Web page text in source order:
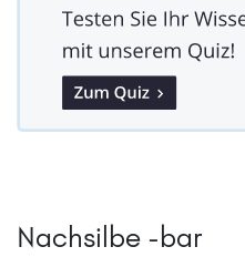
Nachsilbe -bar